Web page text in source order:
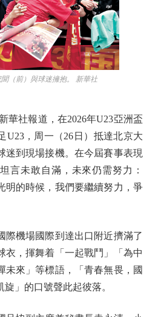
（前）與球迷擁抱。 新華社
社報道，在2026年U23亞洲盃
U23，周一（26日）抵達北京大
迷到現場接機。在今屆賽事表現
言未敢自滿，未來仍需努力：
明的時候，我們要繼續努力，爭
機場國際到達出口附近擠滿了
衣，揮舞着「一起戰鬥」「為中
未來」等標語，「青春無畏，國
」的口號聲此起彼落。